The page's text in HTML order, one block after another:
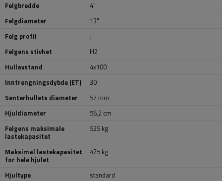
Felgbredde
4"
Felgdiameter
13"
Felg profil
J
Felgens stivhet
H2
Hullavstand
4x100
Inntrengningsdybde (ET)
30
Senterhullets diameter
57 mm
Hjuldiameter
56,2 cm
Felgens maksimale
lastekapasitet
525 kg
Maksimal lastekapasitet
for hele hjulet
425 kg
Hjultype
standard